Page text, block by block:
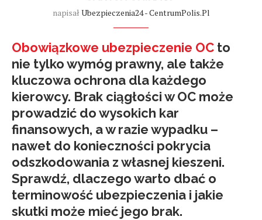
napisał Ubezpieczenia24 - CentrumPolis.pl
Obowiązkowe ubezpieczenie OC to
nie tylko wymóg prawny, ale także
kluczowa ochrona dla każdego
kierowcy. Brak ciągłości w OC może
prowadzić do wysokich kar
finansowych, a w razie wypadku –
nawet do konieczności pokrycia
odszkodowania z własnej kieszeni.
Sprawdź, dlaczego warto dbać o
terminowość ubezpieczenia i jakie
skutki może mieć jego brak.